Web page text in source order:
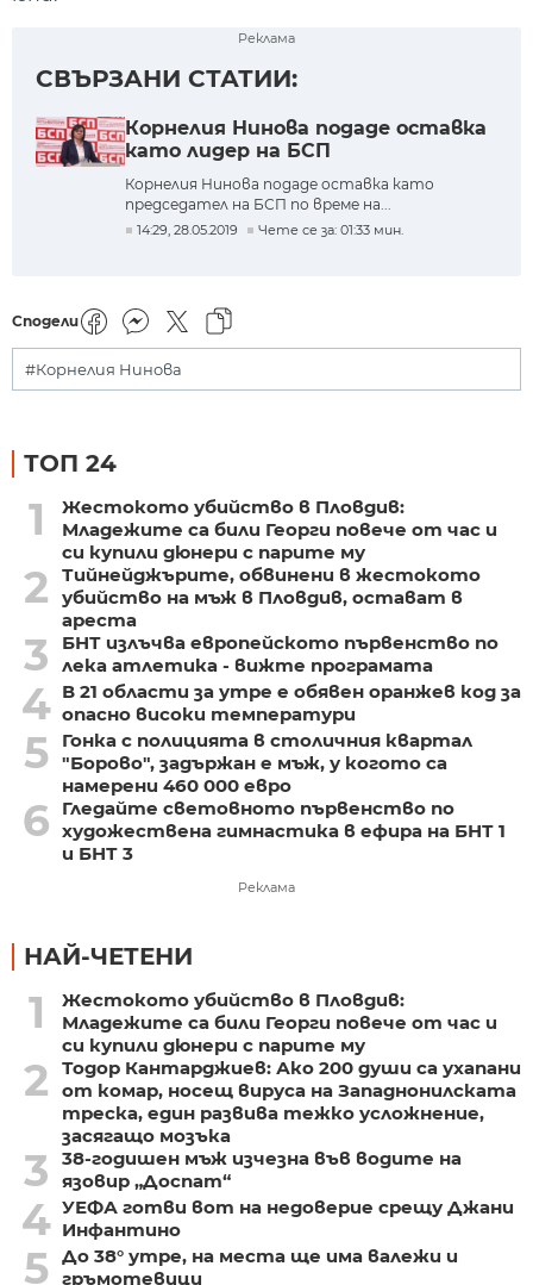
Реклама
СВЪРЗАНИ СТАТИИ:
Корнелия Нинова подаде оставка
като лидер на БСП
Корнелия Нинова подаде оставка като
председател на БСП по време на...
14:29, 28.05.2019 Чете се за: 01:33 мин.
Сподели
#Корнелия Нинова
ТОП 24
1
Жестокото убийство в Пловдив:
Младежите са били Георги повече от час и
си купили дюнери с парите му
2
Тийнейджърите, обвинени в жестокото
убийство на мъж в Пловдив, остават в
ареста
3
БНТ излъчва европейското първенство по
лека атлетика - вижте програмата
4 В 21 области за утре е обявен оранжев код за
опасно високи температури
5
Гонка с полицията в столичния квартал
"Борово", задържан е мъж, у когото са
намерени 460 000 евро
6
Гледайте световното първенство по
художествена гимнастика в ефира на БНТ 1
и БНТ 3
Реклама
НАЙ-ЧЕТЕНИ
1
Жестокото убийство в Пловдив:
Младежите са били Георги повече от час и
си купили дюнери с парите му
2
Тодор Кантарджиев: Ако 200 души са ухапани
от комар, носещ вируса на Западнонилската
треска, един развива тежко усложнение,
засягащо мозъка
3
38-годишен мъж изчезна във водите на
язовир „Доспат“
4 УЕФА готви вот на недоверие срещу Джани
Инфантино
5 До 38° утре, на места ще има валежи и
гръмотевици